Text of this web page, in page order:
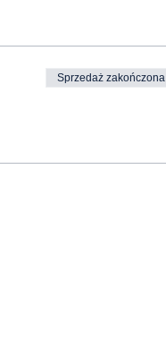
Sprzedaż zakończona